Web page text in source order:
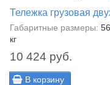
Тележка грузовая
Габаритные размеры:
кг
10 424 руб.
В корзину